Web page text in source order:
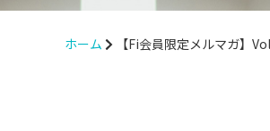
ホーム 【Fi会員限定メルマガ】